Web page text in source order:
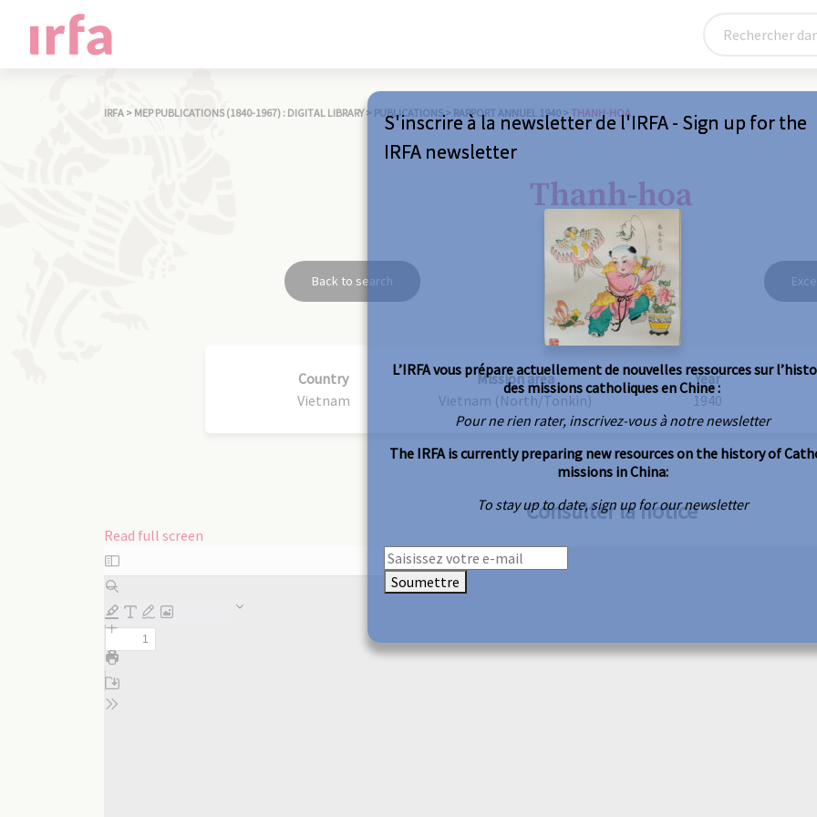
IRFA > MEP PUBLICATIONS (1840-1967) : DIGITAL LIBRARY > PUBLICATIONS > RAPPORT ANNUEL 1940 > THANH-HOA
Thanh-hoa
Back to search
Country
Vietnam
Mission area
Vietnam (North/Tonkin)
Year
1940
Consulter la notice
Read full screen
Skip
to
PDF
content
S'inscrire à la newsletter de l'IRFA - Sign up for the
IRFA newsletter
L’IRFA vous prépare actuellement de nouvelles ressources sur
des missions catholiques en Chine :
Pour ne rien rater, inscrivez-vous à notre newsletter
The IRFA is currently preparing new resources on the history of
missions in China:
To stay up to date, sign up for our newsletter
Soumettre